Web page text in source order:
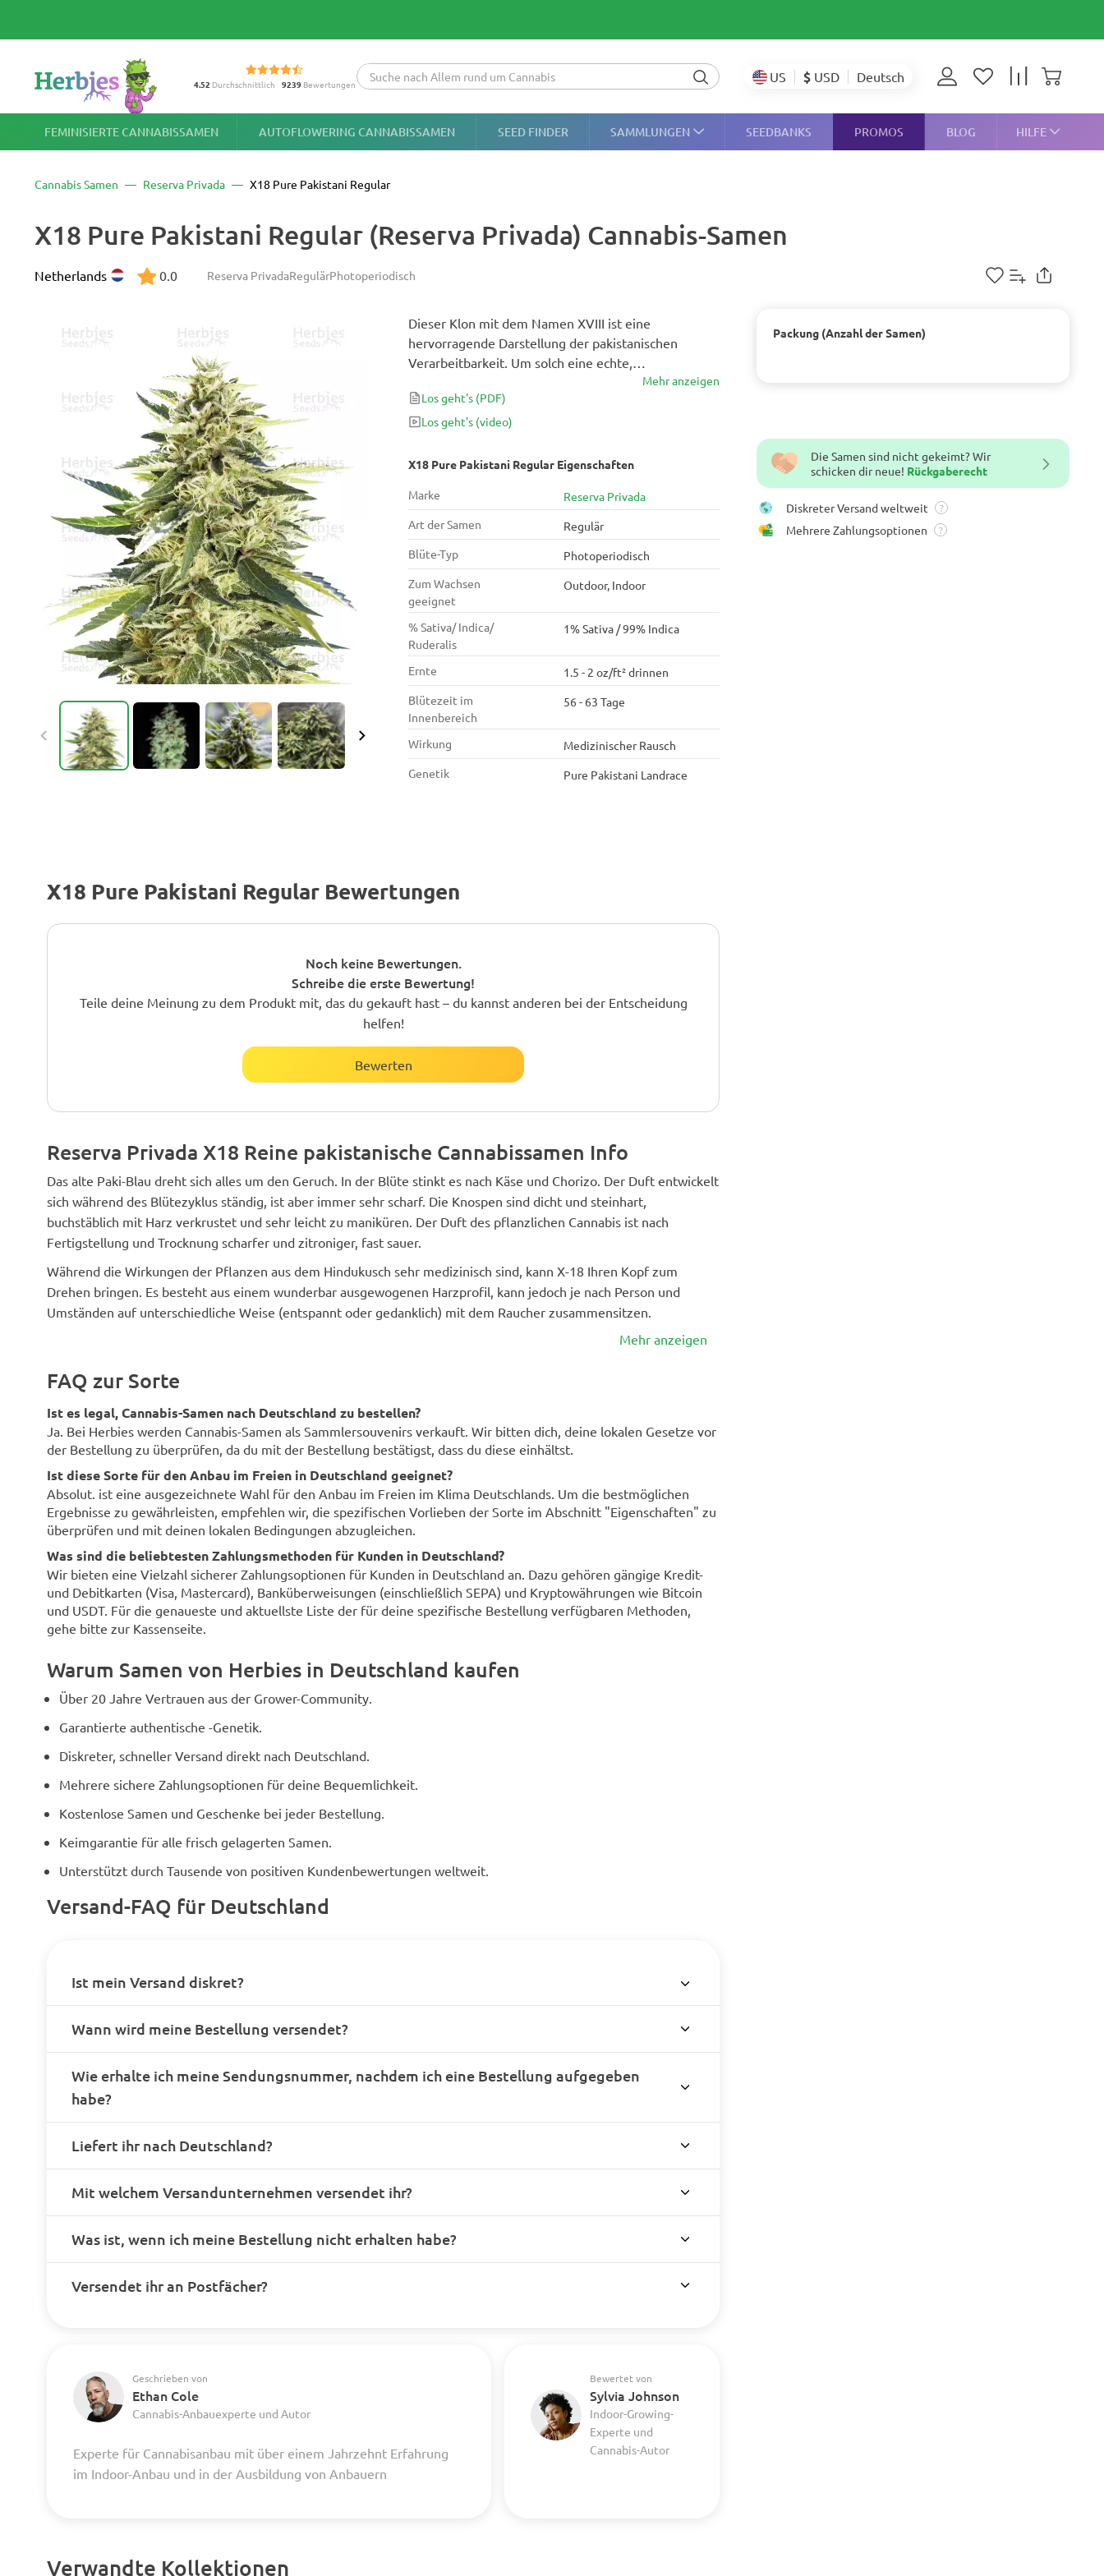
4.52 Durchschnittlich 9239Bewertungen US $ USD Deutsch
FEMINISIERTE CANNABISSAMEN AUTOFLOWERING CANNABISSAMEN SEED FINDER SAMMLUNGEN SEEDBANKS PROMOS BLOG HILFE
Cannabis Samen Reserva Privada X18 Pure Pakistani Regular
X18 Pure Pakistani Regular (Reserva Privada) Cannabis-Samen
Reserva PrivadaRegulärPhotoperiodisch
Netherlands 0.0
X18 Pure Pakistani Regular Eigenschaften
Marke
Reserva Privada
Art der Samen
Regulär
Blüte-Typ
Photoperiodisch
Zum Wachsen
geeignet
Outdoor, Indoor
% Sativa/ Indica/
Ruderalis
1% Sativa / 99% Indica
Ernte
1.5 - 2 oz/ft² drinnen
Blütezeit im
Innenbereich
56 - 63 Tage
Wirkung
Medizinischer Rausch
Genetik
Pure Pakistani Landrace
X18 Pure Pakistani Regular Bewertungen
Noch keine Bewertungen.
Schreibe die erste Bewertung!
Teile deine Meinung zu dem Produkt mit, das du gekauft hast – du kannst anderen bei der Entscheidung
helfen!
Bewerten
Dieser Klon mit dem Namen XVIII ist eine
hervorragende Darstellung der pakistanischen
Verarbeitbarkeit. Um solch eine echte,
unverwechselbare Hash-Pflanze zu züchten, muss
man sich mit einer der Hauptfiguren des Hindukusch
befassen. In wenigen Worten, X-18 funktioniert
durchschnittlich ist, zeigen die Pflanzen im ersten
Mehr anzeigen
Los geht's (PDF)
Los geht's (video)
Reserva Privada X18 Reine pakistanische Cannabissamen Info
Das alte Paki-Blau dreht sich alles um den Geruch. In der Blüte stinkt es nach Käse und Chorizo. Der Duft entwickelt
sich während des Blütezyklus ständig, ist aber immer sehr scharf. Die Knospen sind dicht und steinhart,
buchstäblich mit Harz verkrustet und sehr leicht zu maniküren. Der Duft des pflanzlichen Cannabis ist nach
Fertigstellung und Trocknung scharfer und zitroniger, fast sauer.
Während die Wirkungen der Pflanzen aus dem Hindukusch sehr medizinisch sind, kann X-18 Ihren Kopf zum
Drehen bringen. Es besteht aus einem wunderbar ausgewogenen Harzprofil, kann jedoch je nach Person und
Umständen auf unterschiedliche Weise (entspannt oder gedanklich) mit dem Raucher zusammensitzen.
Mehr anzeigen
FAQ zur Sorte
Ist es legal, Cannabis-Samen nach Deutschland zu bestellen?
Ja. Bei Herbies werden Cannabis-Samen als Sammlersouvenirs verkauft. Wir bitten dich, deine lokalen Gesetze vor
der Bestellung zu überprüfen, da du mit der Bestellung bestätigst, dass du diese einhältst.
Ist diese Sorte für den Anbau im Freien in Deutschland geeignet?
Absolut. ist eine ausgezeichnete Wahl für den Anbau im Freien im Klima Deutschlands. Um die bestmöglichen
Ergebnisse zu gewährleisten, empfehlen wir, die spezifischen Vorlieben der Sorte im Abschnitt "Eigenschaften" zu
überprüfen und mit deinen lokalen Bedingungen abzugleichen.
Was sind die beliebtesten Zahlungsmethoden für Kunden in Deutschland?
Wir bieten eine Vielzahl sicherer Zahlungsoptionen für Kunden in Deutschland an. Dazu gehören gängige Kredit-
und Debitkarten (Visa, Mastercard), Banküberweisungen (einschließlich SEPA) und Kryptowährungen wie Bitcoin
und USDT. Für die genaueste und aktuellste Liste der für deine spezifische Bestellung verfügbaren Methoden,
gehe bitte zur Kassenseite.
Warum Samen von Herbies in Deutschland kaufen
Über 20 Jahre Vertrauen aus der Grower-Community.
Garantierte authentische -Genetik.
Diskreter, schneller Versand direkt nach Deutschland.
Mehrere sichere Zahlungsoptionen für deine Bequemlichkeit.
Kostenlose Samen und Geschenke bei jeder Bestellung.
Keimgarantie für alle frisch gelagerten Samen.
Unterstützt durch Tausende von positiven Kundenbewertungen weltweit.
Versand-FAQ für Deutschland
Ist mein Versand diskret?
Wann wird meine Bestellung versendet?
Wie erhalte ich meine Sendungsnummer, nachdem ich eine Bestellung aufgegeben
habe?
Liefert ihr nach Deutschland?
Mit welchem Versandunternehmen versendet ihr?
Was ist, wenn ich meine Bestellung nicht erhalten habe?
Versendet ihr an Postfächer?
Geschrieben von
Ethan Cole
Cannabis-Anbauexperte und Autor
Experte für Cannabisanbau mit über einem Jahrzehnt Erfahrung
im Indoor-Anbau und in der Ausbildung von Anbauern
Bewertet von
Sylvia Johnson
Indoor-Growing-
Experte und
Cannabis-Autor
Verwandte Kollektionen
Packung (Anzahl der Samen)
Die Samen sind nicht gekeimt? Wir
schicken dir neue! Rückgaberecht
Diskreter Versand weltweit ?
Mehrere Zahlungsoptionen ?